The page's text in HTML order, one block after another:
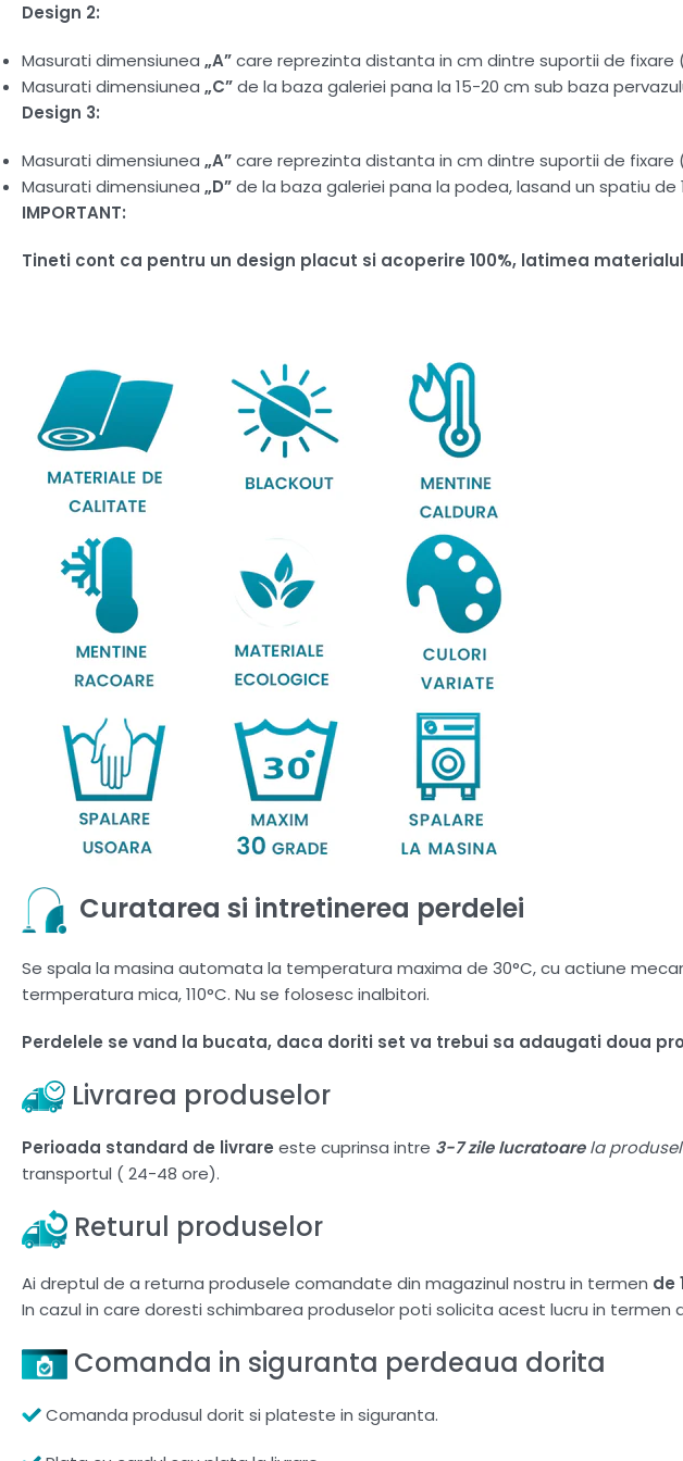
Design 2:
Masurati dimensiunea „A”care reprezinta distanta in cm dintre suportii de
Masurati dimensiunea „C”de la baza galeriei pana la 15-20 cm sub baza
Design 3:
Masurati dimensiunea „A”care reprezinta distanta in cm dintre suportii de
Masurati dimensiunea „D”de la baza galeriei pana la podea, lasand un spatiu de
IMPORTANT:
Tineti cont ca pentru un design placut si acoperire 100%, latimea
Curatarea si intretinerea perdelei
Se spala la masina automata la temperatura maxima de 30°C, cu actiune
termperatura mica, 110°C. Nu se folosesc inalbitori.
Perdelele se vand la bucata, daca doriti set va trebui sa adaugati doua
Livrarea produselor
Perioada standard de livrare este cuprinsa intre 3-7 zile lucratoarela
transportul ( 24-48 ore).
Returul produselor
Ai dreptul de a returna produsele comandate din magazinul nostru in termen de
In cazul in care doresti schimbarea produselor poti solicita acest lucru in termen
Comanda in siguranta perdeaua dorita
Comanda produsul dorit si plateste in siguranta.